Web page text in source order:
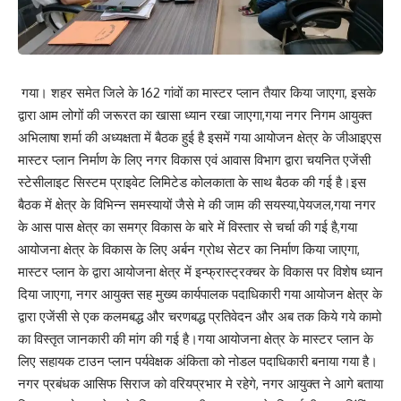
गया। शहर समेत जिले के 162 गांवों का मास्टर प्लान तैयार किया जाएगा, इसके
द्वारा आम लोगों की जरूरत का खासा ध्यान रखा जाएगा,गया नगर निगम आयुक्त
अभिलाषा शर्मा की अध्यक्षता में बैठक हुई है इसमें गया आयोजन क्षेत्र के जीआइएस
मास्टर प्लान निर्माण के लिए नगर विकास एवं आवास विभाग द्वारा चयनित एजेंसी
स्टेसीलाइट सिस्टम प्राइवेट लिमिटेड कोलकाता के साथ बैठक की गई है।इस
बैठक में क्षेत्र के विभिन्न समस्यायों जैसे मे की जाम की सयस्या,पेयजल,गया नगर
के आस पास क्षेत्र का समग्र विकास के बारे में विस्तार से चर्चा की गई है,गया
आयोजना क्षेत्र के विकास के लिए अर्बन ग्रोथ सेटर का निर्माण किया जाएगा,
मास्टर प्लान के द्वारा आयोजना क्षेत्र में इन्फ्रास्ट्रक्चर के विकास पर विशेष ध्यान
दिया जाएगा, नगर आयुक्त सह मुख्य कार्यपालक पदाधिकारी गया आयोजन क्षेत्र के
द्वारा एजेंसी से एक कलमबद्ध और चरणबद्ध प्रतिवेदन और अब तक किये गये कामो
का विस्तृत जानकारी की मांग की गई है।गया आयोजना क्षेत्र के मास्टर प्लान के
लिए सहायक टाउन प्लान पर्यवेक्षक अंकिता को नोडल पदाधिकारी बनाया गया है।
नगर प्रबंधक आसिफ सिराज को वरियप्रभार मे रहेगे, नगर आयुक्त ने आगे बताया